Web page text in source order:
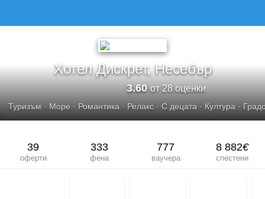
Хотел Дискрет, Несебър
3.60от 28 оценки
Туризъм · Море · Романтика · Релакс · С децата · Култура ·
39
оферти
333
фена
777
ваучера
8 882€
спестени